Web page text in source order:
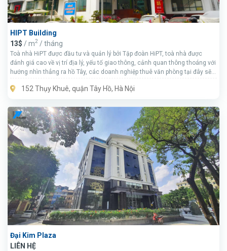
HIPT Building
13$ / m2 / tháng
Toà nhà HiPT được đầu tư và quản lý bởi Tập đoàn HiPT, toà nhà được
đánh giá cao về vị trí địa lý, yếu tố giao thông, cảnh quan thông thoáng với
hướng nhìn thẳng ra hồ Tây, các doanh nghiệp thuê văn phòng tại đây sẽ
152 Thụy Khuê, quận Tây Hồ, Hà Nội
Đại Kim Plaza
LIÊN HỆ